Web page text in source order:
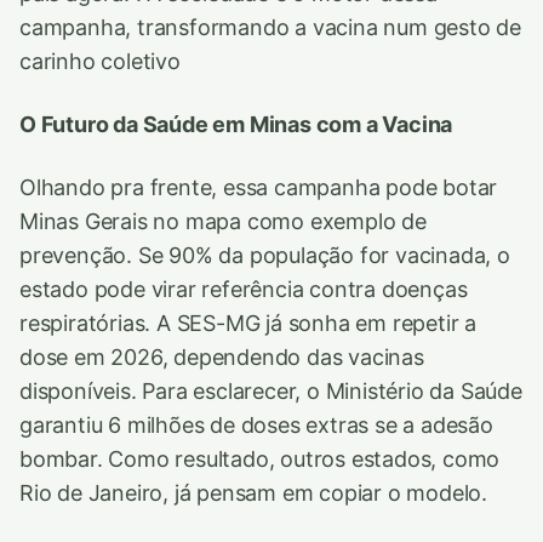
campanha, transformando a vacina num gesto de
carinho coletivo
O Futuro da Saúde em Minas com a Vacina
Olhando pra frente, essa campanha pode botar
Minas Gerais no mapa como exemplo de
prevenção. Se 90% da população for vacinada, o
estado pode virar referência contra doenças
respiratórias. A SES-MG já sonha em repetir a
dose em 2026, dependendo das vacinas
disponíveis. Para esclarecer, o Ministério da Saúde
garantiu 6 milhões de doses extras se a adesão
bombar. Como resultado, outros estados, como
Rio de Janeiro, já pensam em copiar o modelo.